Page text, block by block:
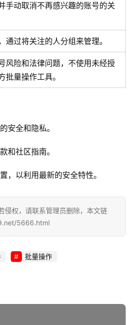
手动取消不再感兴趣的账号的关
通过将关注的人分组来管理。
风险和法律问题，不使用未经授
批量操作工具。
安全和隐私。
和社区指南。
，以利用最新的安全特性。
侵权，请联系管理员删除，本文链
5666.html
批量操作